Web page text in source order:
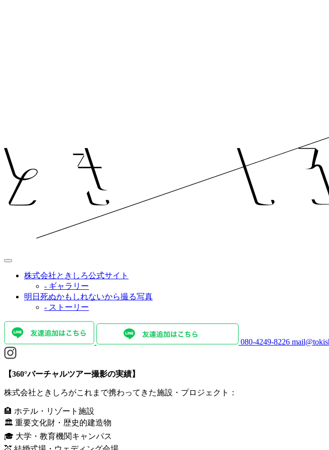
株式会社ときしろ公式サイト
- ギャラリー
明日死ぬかもしれないから撮る写真
- ストーリー
080-4249-8226
【360°バーチャルツアー撮影の実績】
株式会社ときしろがこれまで携わってきた施設・プロジェクト：
🏨 ホテル・リゾート施設
🏛️ 重要文化財・歴史的建造物
🎓 大学・教育機関キャンパス